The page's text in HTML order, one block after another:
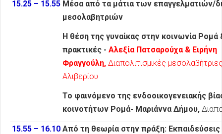
15.25 – 15.55 Μέσα από τα μάτια των επαγγελματιών/
μεσολαβητριών
H θέση της γυναίκας στην κοινωνία Ρομά
πρακτικές - Αλεξία Πατσαρούχα & Ειρήνη
Φραγγούλη, Διαπολιτισμικές
Αλιβερίου
Το φαινόμενο της ενδοοικογενειακής
κοινοτήτων Ρομά- Μαριάννα Δήμου,
15.55 – 16.10 Από τη θεωρία στην πράξη: Εκπαιδεύσεις